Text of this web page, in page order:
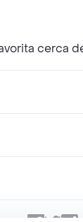
cerca